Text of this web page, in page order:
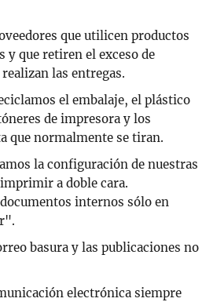
que utilicen productos
y que retiren el exceso de
las entregas.
el embalaje, el plástico
de impresora y los
que normalmente se tiran.
la configuración de nuestras
a doble cara.
internos sólo en
basura y las publicaciones no
electrónica siempre